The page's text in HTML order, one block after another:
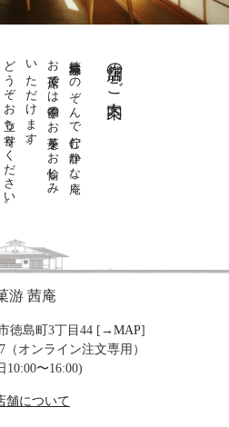
店舗のご案内
徳島城跡をのぞんで佇む静かな庵。
お茶席では季節のお菓子をお愉しみ
いただけます。
どうぞお立ち寄りください。
游 茜庵
徳島町3丁目44 [→MAP]
（オンライン注文専用）
10:00〜16:00)
舗について